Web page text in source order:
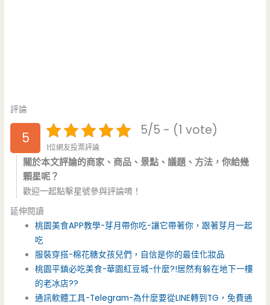
評論
5 5/5 - (1 vote)
1位網友投票評論
關於本文評論的商家、商品、景點、議題、方法，你給幾
顆星呢？
歡迎一起點擊星號參與評論唷！
延伸閱讀
桃園美食APP教學-芽月帶你吃-讓它帶著你，跟著芽月一起
吃
服裝穿搭-棉花糖女孩兒們，自信是你的最佳化妝品
桃園平鎮必吃美食-華園紅豆城-什麼?!居然有躲在地下一樓
的老冰店??
通訊軟體工具-Telegram-為什麼要從LINE轉到TG，免費通